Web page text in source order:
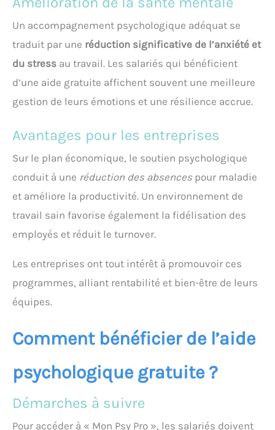
Un accompagnement psychologique adéquat se
traduit par une réduction significative de l’anxiété et
du stress au travail. Les salariés qui bénéficient
d’une aide gratuite affichent souvent une meilleure
gestion de leurs émotions et une résilience accrue.
Avantages pour les entreprises
Sur le plan économique, le soutien psychologique
conduit à une réduction des absences pour maladie
et améliore la productivité. Un environnement de
travail sain favorise également la fidélisation des
employés et réduit le turnover.
Les entreprises ont tout intérêt à promouvoir ces
programmes, alliant rentabilité et bien-être de leurs
équipes.
Comment bénéficier de l’aide
psychologique gratuite ?
Démarches à suivre
Pour accéder à « Mon Psy Pro », les salariés doivent